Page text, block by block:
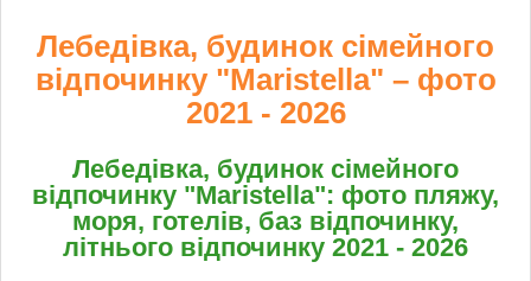
Лебедівка, будинок сімейного
відпочинку "Maristella" – фото
2021 - 2026
Лебедівка, будинок сімейного
відпочинку "Maristella": фото пляжу,
моря, готелів, баз відпочинку,
літнього відпочинку 2021 - 2026